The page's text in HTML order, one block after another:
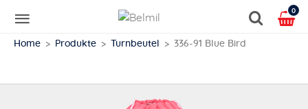
0
Home Produkte Turnbeutel 336-91 Blue Bird